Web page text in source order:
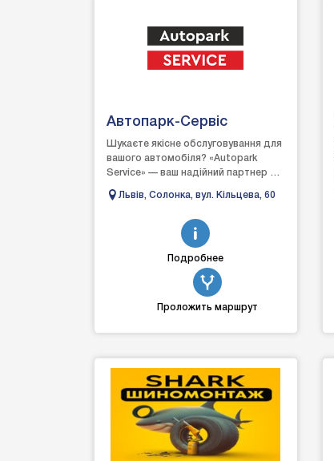
Автопарк-Сервіс
Шукаєте якісне обслуговування для
вашого автомобіля? «Autopark
Service» — ваш надійний партнер на
спектр послуг, щоб в...
Львів, Солонка, вул. Кільцева, 60
Подробнее
Проложить маршрут